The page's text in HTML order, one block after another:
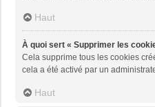
Haut
À quoi sert « Supprimer les
Cela supprime tous les cookies
cela a été activé par un
Haut